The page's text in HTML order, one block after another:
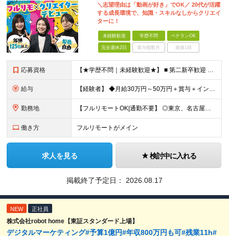
＼志望理由は「動画が好き」でOK／ 20代が活躍
する成長環境で、知識・スキルなしからクリエイ
ターに！
未経験歓迎 学歴不問 ベテランOK
完全週休2日 賞与複数月 面接1回
応募資格 【★学歴不問｜未経験歓迎★】 ■ 第二新卒歓迎 ■ フリーター・社会人未経験OK ■ 動画編集経験は一切不問！ ■ タイピングが苦手でもOK！ ＼3つ以上当てはまった方はぜひご応募を／ □ 日
給与 【経験者】 ◆月給30万円～50万円＋賞与＋インセンティブ＋残業代全額支給 【未経験者】 ◆北海道エリア： 月給20万7,984円～＋賞与＋インセンティブ＋残業代全額支給 ◆東北エリア(青森
勤務地 【フルリモートOK|通勤不要】 ◎東京、名古屋、大阪、福岡を中心とした全国のプロジェクト先にて好きな場所で働けます！ ◆本社 東京都渋谷区道玄坂1-12-1 渋谷マークシティ22F ※未経験者は各
働き方 フルリモートがメイン
求人を見る 検討中に入れる
掲載終了予定日： 2026.08.17
NEW 正社員
株式会社robot home【東証スタンダード上場】
デジタルマーケティング#予算1億円#年収800万円も可#残業11h#